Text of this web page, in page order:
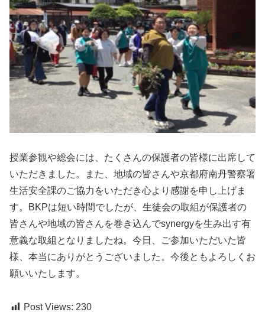
授業参観や総会には、たくさんの保護者の皆様に出席して
いただきました。また、地域の皆さんや京都府南丹警察署
生活安全課のご協力をいただき心より感謝を申し上げま
す。BKPは短い時間でしたが、生徒会の取組が保護者の
皆さんや地域の皆さんを巻き込んでsynergyを生み出す有
意義な取組となりましたね。今日、ご参加いただいた皆
様、本当にありがとうございました。今後ともよろしくお
願いいたします。
Post Views: 230